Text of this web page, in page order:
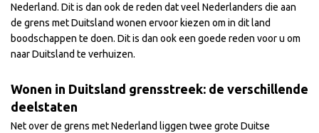
Nederland. Dit is dan ook de reden dat veel Nederlanders die aan
de grens met Duitsland wonen ervoor kiezen om in dit land
boodschappen te doen. Dit is dan ook een goede reden voor u om
naar Duitsland te verhuizen.
Wonen in Duitsland grensstreek: de verschillende
deelstaten
Net over de grens met Nederland liggen twee grote Duitse